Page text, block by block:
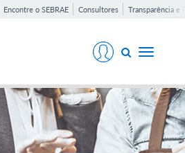
Encontre o SEBRAE Consultores Transparência e
Toggle